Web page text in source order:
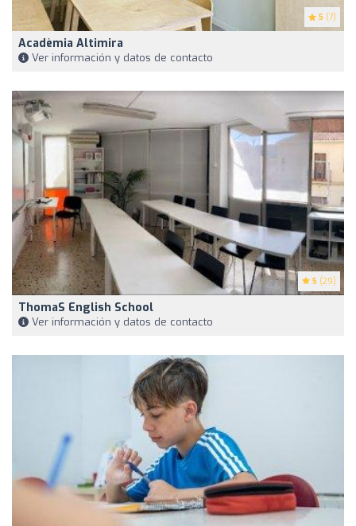
5 (7)
Acadèmia Altimira
Ver información y datos de contacto
5 (29)
ThomaS English School
Ver información y datos de contacto